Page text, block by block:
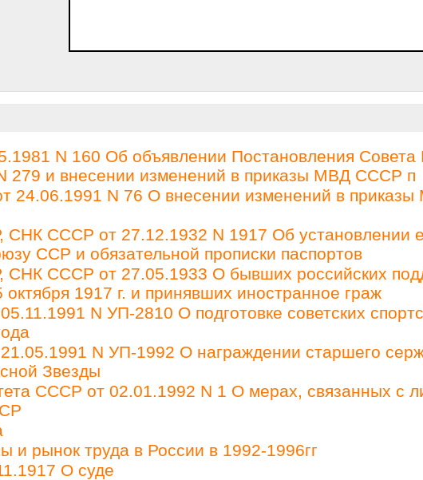
N 160 Об объявлении Постановления Совета
279 и внесении изменений в приказы МВД СССР п
24.06.1991 N 76 О внесении изменений в приказы
СССР от 27.12.1932 N 1917 Об установлении
ССР и обязательной прописки паспортов
СССР от 27.05.1933 О бывших российских
1917 г. и принявших иностранное граж
N УП-2810 О подготовке советских
N УП-1992 О награждении старшего
Звезды
СССР от 02.01.1992 N 1 О мерах, связанных с
и рынок труда в России в 1992-1996гг
О суде